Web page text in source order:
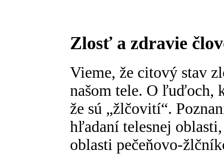
Zlosť a zdravie
Vieme, že citový stav
našom tele. O ľuďoch,
že sú „žlčovití“.
hľadaní telesnej
oblasti pečeňovo-